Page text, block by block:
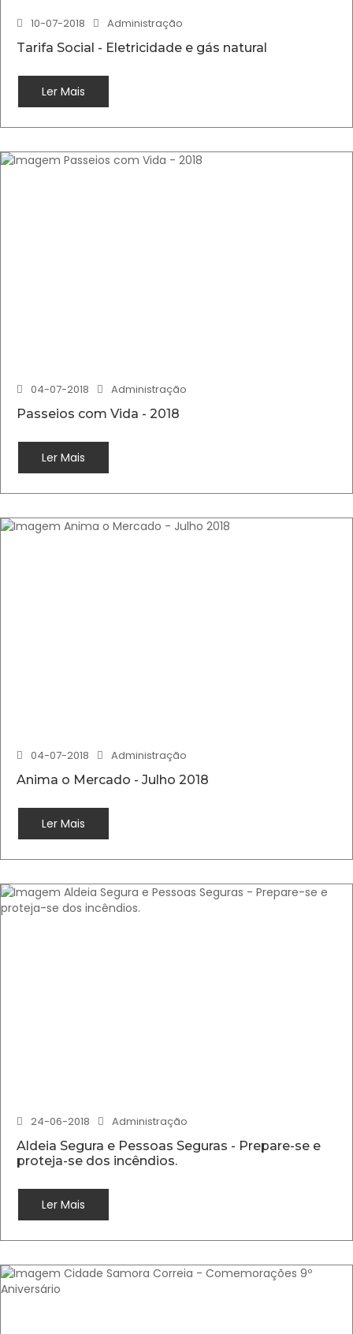
10-07-2018
Administração
Tarifa Social - Eletricidade e gás natural
Ler Mais
04-07-2018
Administração
Passeios com Vida - 2018
Ler Mais
04-07-2018
Administração
Anima o Mercado - Julho 2018
Ler Mais
24-06-2018
Administração
Aldeia Segura e Pessoas Seguras - Prepare-se e
proteja-se dos incêndios.
Ler Mais